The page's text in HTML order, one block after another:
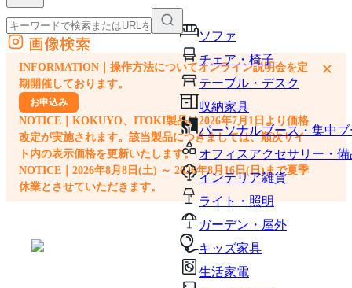
ソファ
チェア・椅子
テーブル・デスク
収納家具
パーソナルブース・集中
オフィスアクセサリー・備
インテリア雑貨
ライト・照明
ガーデン・屋外
キッズ家具
生活家電
外部サイトの商品をカートに追加
他のサイトで見つけた商品ページのURLを貼り付けて、カートに追加できます
画像検索
INFORMATION｜操作方法についてオンライン説明会を定
期開催しております。
お申込み
NOTICE｜KOKUYO、ITOKI製品は2026年7月1日より価格
改定が実施されます。該当製品につきましては、順次サイ
ト内の表示価格を更新いたします。
NOTICE｜2026年8月8日(土) ～ 2026年8月16日(日)まで夏季
休業とさせていただきます。
×